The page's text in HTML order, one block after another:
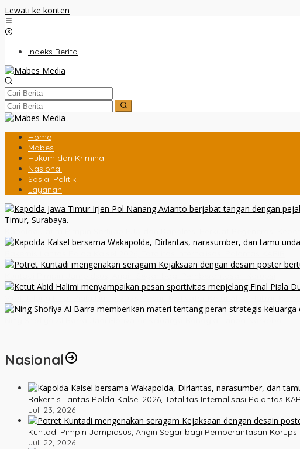
Lewati ke konten
Indeks Berita
Home
Mabes
Hukum dan Kriminal
Nasional
Sosial Politik
Layanan
Nasional
Rakernis Lantas Polda Kalsel 2026, Totalitas Internalisasi Polantas
Juli 23, 2026
Kuntadi Pimpin Jampidsus, Angin Segar bagi Pemberantasan Korupsi
Juli 22, 2026